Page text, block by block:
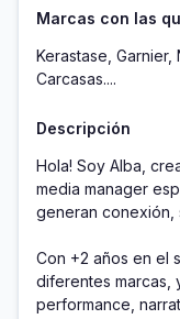
Marcas con las
Kerastase,
Carcasas....
Descripción
Hola! Soy Alba,
media manager
generan conexión,
Con +2 años en el
diferentes marcas,
performance,